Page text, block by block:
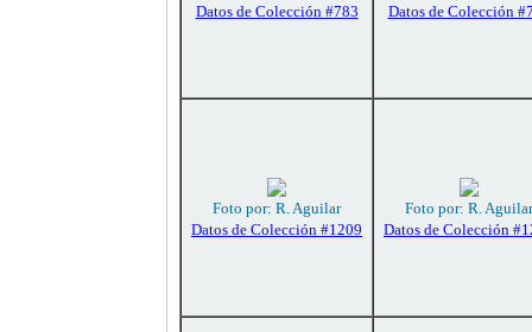
Datos de Colección #783
Datos de Colección
Foto por: R. Aguilar
Datos de Colección #1209
Foto por: R. Aguilar
Datos de Colección